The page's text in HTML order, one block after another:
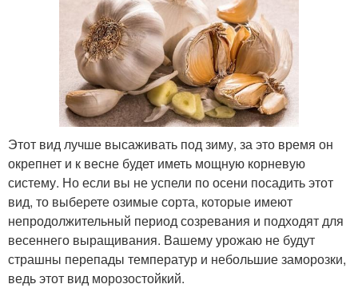
Этот вид лучше высаживать под зиму, за это время он
окрепнет и к весне будет иметь мощную корневую
систему. Но если вы не успели по осени посадить этот
вид, то выберете озимые сорта, которые имеют
непродолжительный период созревания и подходят для
весеннего выращивания. Вашему урожаю не будут
страшны перепады температур и небольшие заморозки,
ведь этот вид морозостойкий.